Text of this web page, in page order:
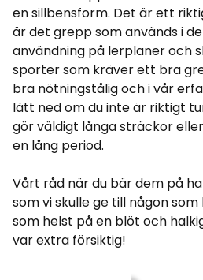
en sillbensform. Det är ett
är det grepp som används i
användning på lerplaner och
sporter som kräver ett bra
bra nötningstålig och i vår
lätt ned om du inte är riktigt
gör väldigt långa sträckor
en lång period.
Vårt råd när du bär dem på
som vi skulle ge till någon
som helst på en blöt och
var extra försiktig!